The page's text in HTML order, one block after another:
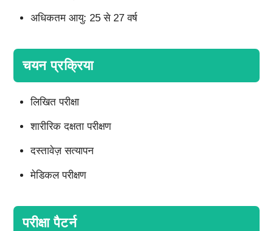
अधिकतम आयु: 25 से 27 वर्ष
चयन प्रक्रिया
लिखित परीक्षा
शारीरिक दक्षता परीक्षण
दस्तावेज़ सत्यापन
मेडिकल परीक्षण
परीक्षा पैटर्न